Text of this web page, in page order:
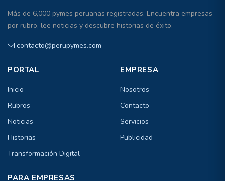
Más de 6,000 pymes peruanas registradas. Encuentra empresas
por rubro, lee noticias y descubre historias de éxito.
contacto@perupymes.com
PORTAL
Inicio
Rubros
Noticias
Historias
Transformación Digital
EMPRESA
Nosotros
Contacto
Servicios
Publicidad
PARA EMPRESAS